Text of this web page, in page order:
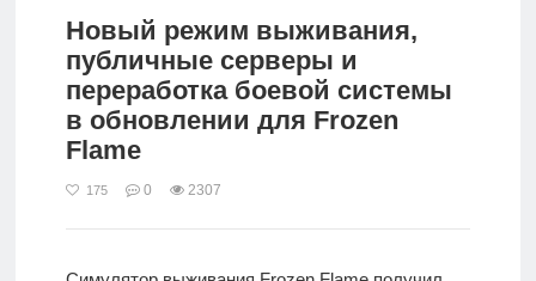
Новый режим выживания,
публичные серверы и
переработка боевой системы
в обновлении для Frozen
Flame
175 0 2307